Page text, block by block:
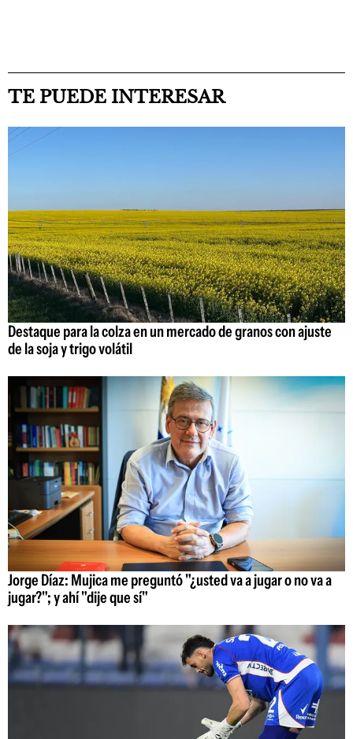
TE PUEDE INTERESAR
Destaque para la colza en un mercado de granos con ajuste
de la soja y trigo volátil
Jorge Díaz: Mujica me preguntó "¿usted va a jugar o no va a
jugar?"; y ahí "dije que sí"